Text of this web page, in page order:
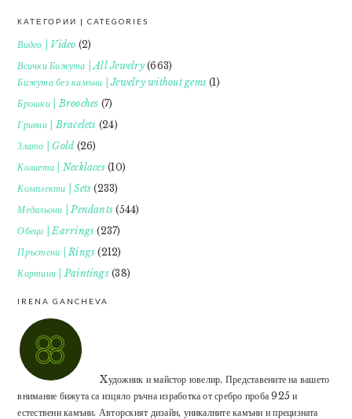
FOOTER
КАТЕГОРИИ | CATEGORIES
Видео | Video (2)
Всички Бижута | All Jewelry(663)
Бижута без камъни | Jewelry without gems (1)
Брошки | Brooches (7)
Гривни | Bracelets (24)
Злато | Gold (26)
Колиета | Necklaces(10)
Комплекти | Sets (233)
Медальони | Pendants (544)
Обеци | Earrings (237)
Пръстени | Rings (212)
Картини | Paintings(38)
IRENA GANCHEVA
Xудожник и майстор ювелир. Представените на вашето
внимание бижута са изцяло ръчна изработка от сребро проба 925 и
естествени камъни. Авторският дизайн, уникалните камъни и прецизната